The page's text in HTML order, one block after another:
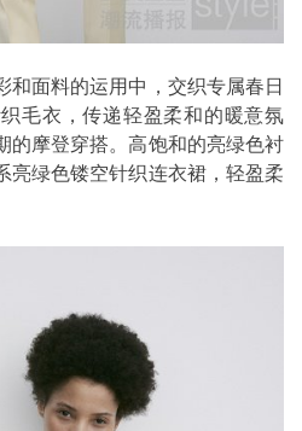
和面料的运用中，交织专属春日
毛衣，传递轻盈柔和的暖意氛
的摩登穿搭。高饱和的亮绿色衬
亮绿色镂空针织连衣裙，轻盈柔